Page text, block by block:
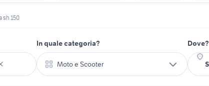
sh 150
In quale categoria?
Moto e Scooter
Dove?